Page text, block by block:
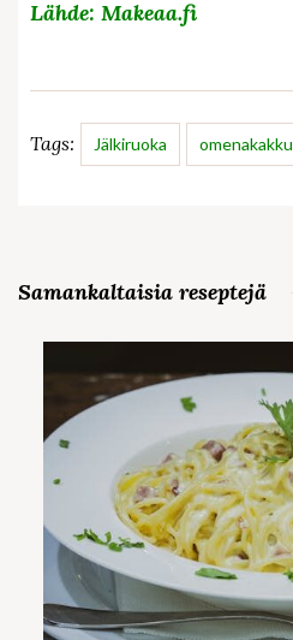
Lähde: Makeaa.fi
Tags: Jälkiruoka omenakakku
Samankaltaisia reseptejä